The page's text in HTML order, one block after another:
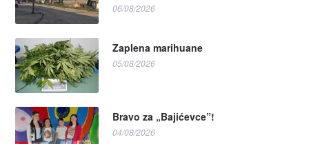
06/08/2026
Zaplena marihuane
05/08/2026
Bravo za „Bajićevce”!
04/08/2026